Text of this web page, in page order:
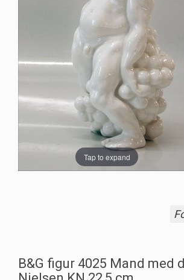
Tap to expand
B&G figur 4025 Mand med